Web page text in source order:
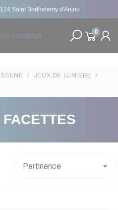
Saint Barthelemy d'Anjou
0
JEUX DE LUMIERE